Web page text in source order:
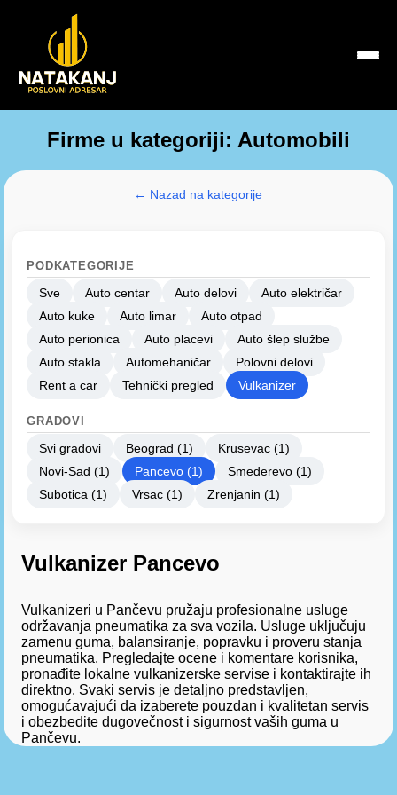
Firme u kategoriji: Automobili
← Nazad na kategorije
PODKATEGORIJE
Sve Auto centar Auto delovi
Auto električar
Auto kuke
Auto limar
Auto otpad
Auto perionica
Auto placevi
Auto šlep službe
Auto stakla
Automehaničar
Polovni delovi
Rent a car
Tehnički pregled Vulkanizer
GRADOVI
Svi gradovi Beograd (1)
Krusevac (1)
Novi-Sad (1)
Pancevo (1)
Smederevo (1)
Subotica (1)
Vrsac (1) Zrenjanin (1)
Vulkanizer Pancevo
Vulkanizeri u Pančevu pružaju profesionalne usluge
održavanja pneumatika za sva vozila. Usluge uključuju
zamenu guma, balansiranje, popravku i proveru stanja
pneumatika. Pregledajte ocene i komentare korisnika,
pronađite lokalne vulkanizerske servise i kontaktirajte ih
direktno. Svaki servis je detaljno predstavljen,
omogućavajući da izaberete pouzdan i kvalitetan servis
i obezbedite dugovečnost i sigurnost vaših guma u
Pančevu.